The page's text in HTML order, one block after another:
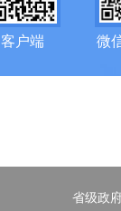
客户端 微
省级政
省级政府网站